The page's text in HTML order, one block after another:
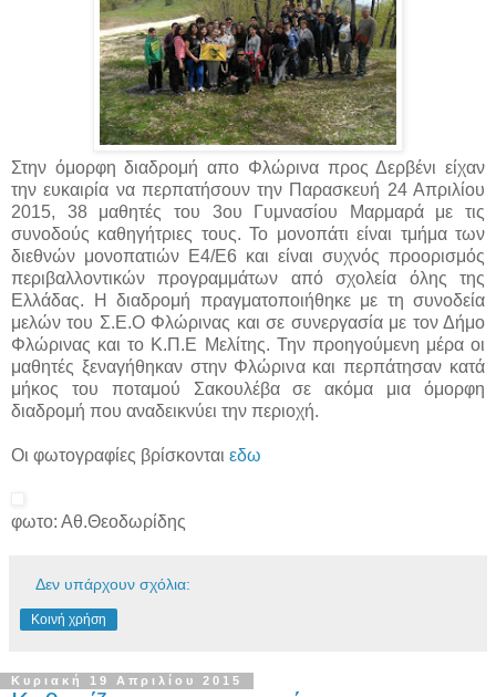
Στην όμορφη διαδρομή απο Φλώρινα προς Δερβένι είχαν
την ευκαιρία να περπατήσουν την Παρασκευή 24 Απριλίου
2015, 38 μαθητές του 3ου Γυμνασίου Μαρμαρά με τις
συνοδούς καθηγήτριες τους. Το μονοπάτι είναι τμήμα των
διεθνών μονοπατιών Ε4/Ε6 και είναι συχνός προορισμός
περιβαλλοντικών προγραμμάτων από σχολεία όλης της
Ελλάδας.
Η διαδρομή πραγματοποιήθηκε με τη συνοδεία
μελών του Σ.Ε.Ο Φλώρινας και σε συνεργασία με τον Δήμο
Φλώρινας και το Κ.Π.Ε Μελίτης. Την προηγούμενη μέρα οι
μαθητές ξεναγήθηκαν στην Φλώρινα και περπάτησαν κατά
μήκος του ποταμού Σακουλέβα σε ακόμα μια όμορφη
διαδρομή που αναδεικνύει την περιοχή.
Οι φωτογραφίες βρίσκονται εδω
φωτο: Αθ.Θεοδωρίδης
Δεν υπάρχουν σχόλια:
Κοινή χρήση
Κυριακή 19 Απριλίου 2015